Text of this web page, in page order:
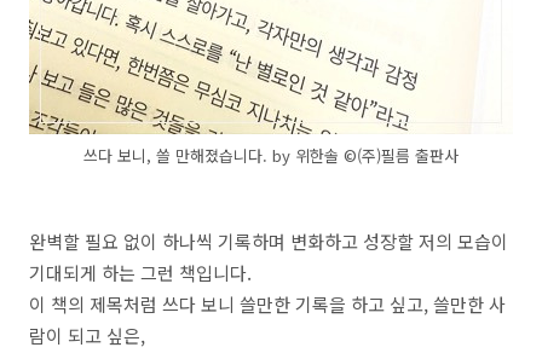
쓰다 보니, 쓸 만해졌습니다. by 위한솔 ©️(주)필름 출판사
완벽할 필요 없이 하나씩 기록하며 변화하고 성장할 저의 모습이
기대되게 하는 그런 책입니다.
이 책의 제목처럼 쓰다 보니 쓸만한 기록을 하고 싶고, 쓸만한 사
람이 되고 싶은,